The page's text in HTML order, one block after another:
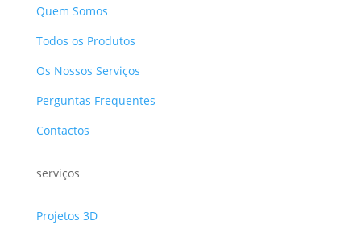
Quem Somos
Todos os Produtos
Os Nossos Serviços
Perguntas Frequentes
Contactos
serviços
Projetos 3D